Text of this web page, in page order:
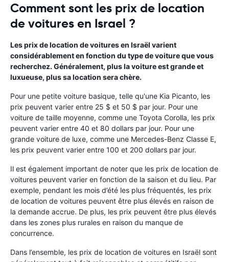
Comment sont les prix de location
de voitures en Israel ?
Les prix de location de voitures en Israël varient
considérablement en fonction du type de voiture que vous
recherchez. Généralement, plus la voiture est grande et
luxueuse, plus sa location sera chère.
Pour une petite voiture basique, telle qu'une Kia Picanto, les
prix peuvent varier entre 25 $ et 50 $ par jour. Pour une
voiture de taille moyenne, comme une Toyota Corolla, les prix
peuvent varier entre 40 et 80 dollars par jour. Pour une
grande voiture de luxe, comme une Mercedes-Benz Classe E,
les prix peuvent varier entre 100 et 200 dollars par jour.
Il est également important de noter que les prix de location de
voitures peuvent varier en fonction de la saison et du lieu. Par
exemple, pendant les mois d’été les plus fréquentés, les prix
de location de voitures peuvent être plus élevés en raison de
la demande accrue. De plus, les prix peuvent être plus élevés
dans les zones plus rurales en raison du manque de
concurrence.
Dans l’ensemble, les prix de location de voitures en Israël sont